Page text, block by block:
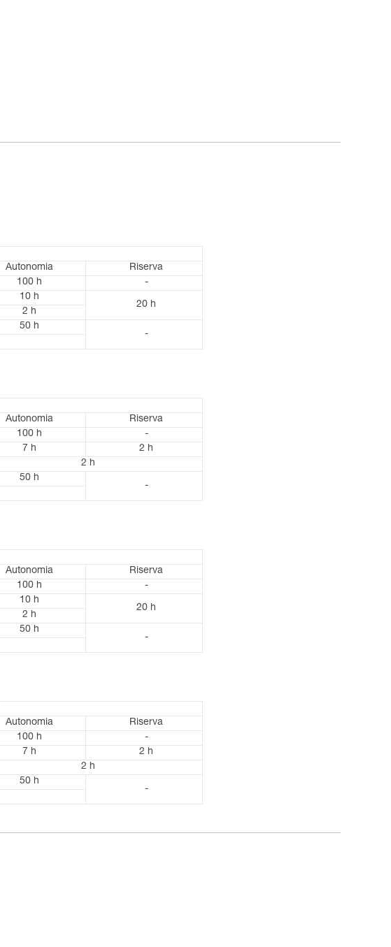
Autonomia Riserva
100 h
-
10 h
20 h
2 h
50 h
-
Autonomia Riserva
100 h
-
7 h
2 h
2 h
50 h
-
Autonomia Riserva
100 h
-
10 h
20 h
2 h
50 h
-
Autonomia Riserva
100 h
-
7 h
2 h
2 h
50 h
-